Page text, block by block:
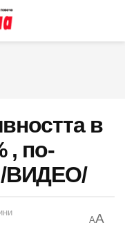
в
, по-
/ВИДЕО/
AA